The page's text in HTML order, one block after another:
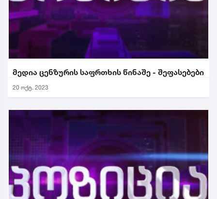
მედია ცენზურის საფრთხის წინაშე - შეფასებები
20 ოქტ. 2023